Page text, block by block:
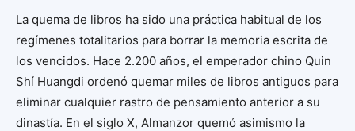
La quema de libros ha sido una práctica habitual de los
regímenes totalitarios para borrar la memoria escrita de
los vencidos. Hace 2.200 años, el emperador chino Quin
Shí Huangdi ordenó quemar miles de libros antiguos para
eliminar cualquier rastro de pensamiento anterior a su
dinastía. En el siglo X, Almanzor quemó asimismo la